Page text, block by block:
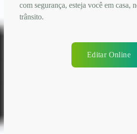
com segurança, esteja você em casa,
trânsito.
Editar Online